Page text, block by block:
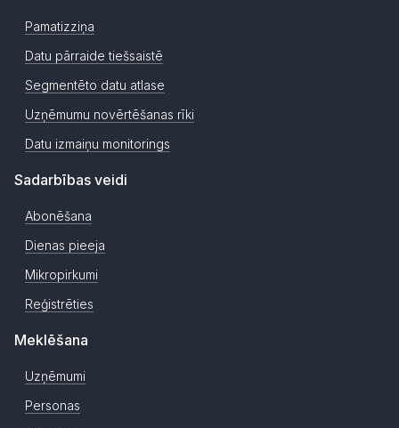
Pamatizziņa
Datu pārraide tiešsaistē
Segmentēto datu atlase
Uzņēmumu novērtēšanas rīki
Datu izmaiņu monitorings
Sadarbības veidi
Abonēšana
Dienas pieeja
Mikropirkumi
Reģistrēties
Meklēšana
Uzņēmumi
Personas